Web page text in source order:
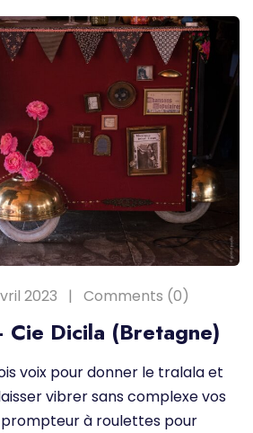
2023 Comments (0)
Cie Dicila (Bretagne)
voix pour donner le tralala et
vibrer sans complexe vos
à roulettes pour